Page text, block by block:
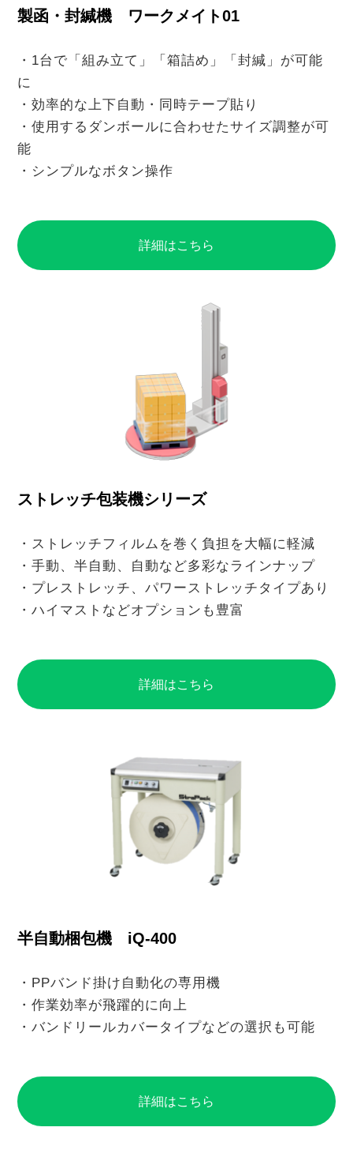
製函・封緘機 ワークメイト01
・1台で「組み立て」「箱詰め」「封緘」が可能
に
・効率的な上下自動・同時テープ貼り
・使用するダンボールに合わせたサイズ調整が可
能
・シンプルなボタン操作
詳細はこちら
ストレッチ包装機シリーズ
・ストレッチフィルムを巻く負担を大幅に軽減
・手動、半自動、自動など多彩なラインナップ
・プレストレッチ、パワーストレッチタイプあり
・ハイマストなどオプションも豊富
詳細はこちら
半自動梱包機 iQ-400
・PPバンド掛け自動化の専用機
・作業効率が飛躍的に向上
・バンドリールカバータイプなどの選択も可能
詳細はこちら